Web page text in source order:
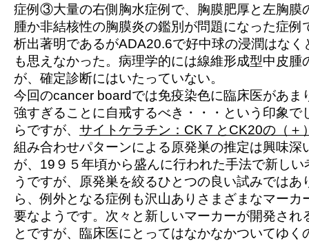
症例③大量の右側胸水症例で、胸膜肥厚と左胸膜
腫か非結核性の胸膜炎の鑑別が問題になった症例
析出著明であるがADA20.6で好中球の浸潤はなく
も思えなかった。病理学的には線維形成型中皮腫
が、確定診断にはいたっていない。
今回のcancer boardでは免疫染色に臨床医があま
強すぎることに自戒するべき・・・という印象で
らですが、 サイトケラチン：CK７とCK20の（＋
組み合わせパターンによる原発巣の推定は興味深
が、19９５年頃から盛んに行われた手法で新し
うですが、原発巣を絞るひとつの良い試みではあ
ら、例外となる症例も沢山ありさまざまなマーカ
要なようです。次々と新しいマーカーが開発され
とですが、臨床医にとってはなかなかついてゆく